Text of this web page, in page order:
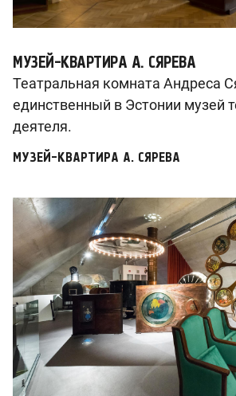
МУЗЕЙ-КВАРТИРА А. СЯРЕВА
Театральная комната Андреса
единственный в Эстонии музей
деятеля.
МУЗЕЙ-КВАРТИРА А. СЯРЕВА